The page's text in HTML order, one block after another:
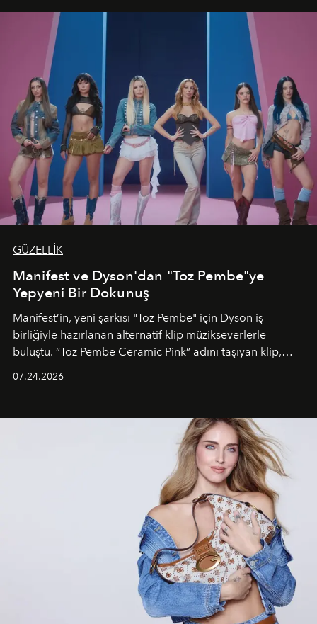
GÜZELLİK
Manifest ve Dyson'dan "Toz Pembe"ye
Yepyeni Bir Dokunuş
Manifest’in, yeni şarkısı "Toz Pembe" için Dyson iş
birliğiyle hazırlanan alternatif klip müzikseverlerle
buluştu. “Toz Pembe Ceramic Pink” adını taşıyan klip,
unsurlarından biri olarak öne çıkıyor.
07.24.2026